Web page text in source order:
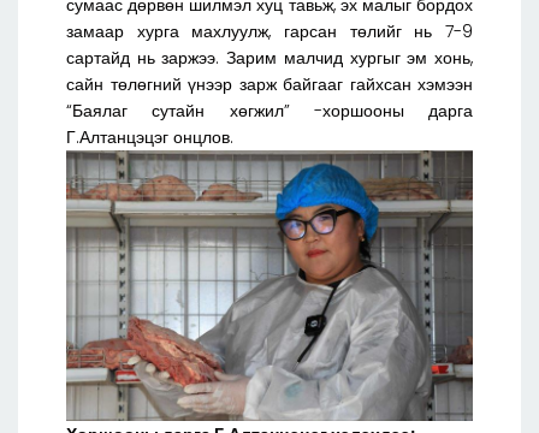
замаар хурга махлуулж, гарсан төлийг нь 7-9
сартайд нь заржээ. Зарим малчид хургыг эм хонь,
сайн төлөгний үнээр зарж байгааг гайхсан хэмээн
“Баялаг сутайн хөгжил” -хоршооны дарга
Г.Алтанцэцэг онцлов.